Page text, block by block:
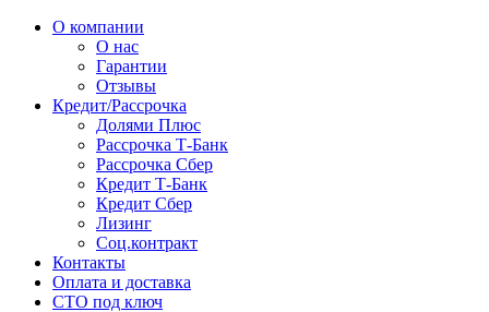
О компании
О нас
Гарантии
Отзывы
Кредит/Рассрочка
Долями Плюс
Рассрочка Т-Банк
Рассрочка Сбер
Кредит Т-Банк
Кредит Сбер
Лизинг
Соц.контракт
Контакты
Оплата и доставка
СТО под ключ